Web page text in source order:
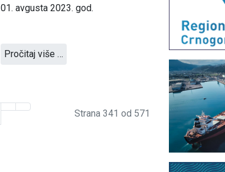
01. avgusta 2023. god.
Pročitaj više …
Strana 341 od 571